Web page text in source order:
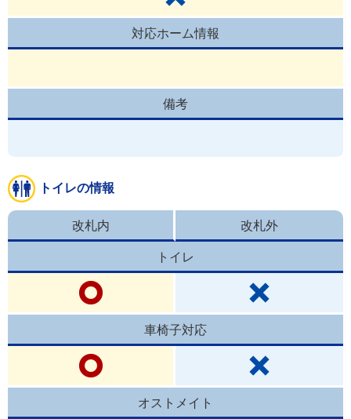
対応ホーム情報
備考
トイレの情報
改札内 改札外
トイレ
車椅子対応
オストメイト